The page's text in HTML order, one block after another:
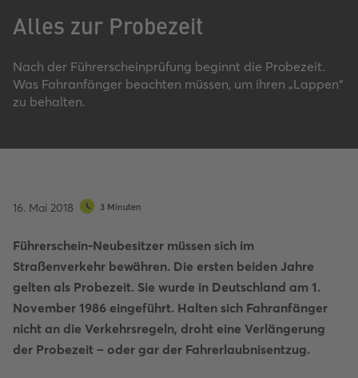
Alles zur Probezeit
Nach der Führerscheinprüfung beginnt die Probezeit.
Was Fahranfänger beachten müssen, um ihren „Lappen“
zu behalten.
16. Mai 2018 3 Minuten
Führerschein-Neubesitzer müssen sich im
Straßenverkehr bewähren. Die ersten beiden Jahre
gelten als Probezeit. Sie wurde in Deutschland am 1.
November 1986 eingeführt. Halten sich Fahranfänger
nicht an die Verkehrsregeln, droht eine Verlängerung
der Probezeit – oder gar der Fahrerlaubnisentzug.